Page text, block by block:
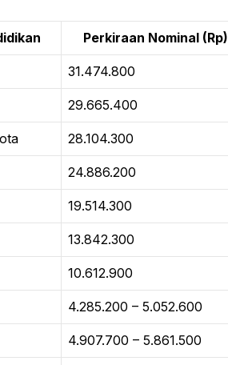
Perkiraan Nominal (Rp)
31.474.800
29.665.400
28.104.300
24.886.200
19.514.300
13.842.300
10.612.900
4.285.200 – 5.052.600
4.907.700 – 5.861.500